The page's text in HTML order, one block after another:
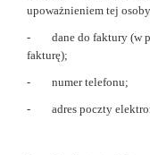
upoważnieniem tej
- dane do faktury (w
fakturę);
- numer telefonu;
- adres poczty